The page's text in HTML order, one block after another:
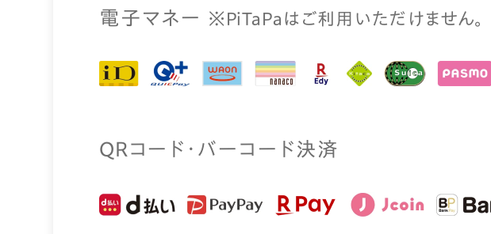
電⼦マネー ※PiTaPaはご利⽤いただけません。
QRコード・バーコード決済